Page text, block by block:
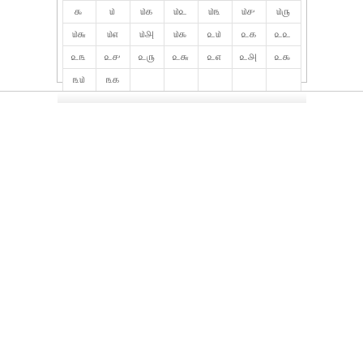
௯ ௰ ௰௧ ௰௨ ௰௩ ௰௪
௰௫
௰௬
௰௭ ௰௮ ௰௯ ௨௰ ௨௧
௨௨
௨௩
௨௪ ௨௫ ௨௬ ௨௭ ௨௮
௨௯
௩௰
௩௧